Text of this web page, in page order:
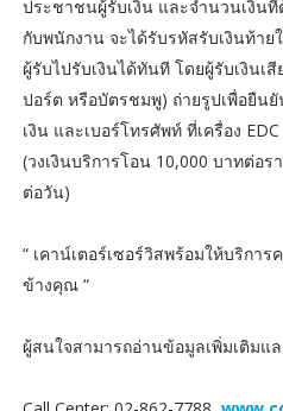
ประชาชนผู้รับเงิน และจำนวนเงินที่
กับพนักงาน จะได้รับรหัสรับเงินท้าย
ผู้รับไปรับเงินได้ทันที โดยผู้รับเงินเ
ปอร์ต หรือบัตรชมพู) ถ่ายรูปเพื่อยืน
เงิน และเบอร์โทรศัพท์ ที่เครื่อง
(วงเงินบริการโอน 10,000 บาทต่อ
ต่อวัน)
“ เคาน์เตอร์เซอร์วิสพร้อมให้บริกา
ข้างคุณ “
ผู้สนใจสามารถอ่านข้อมูลเพิ่มเติมแ